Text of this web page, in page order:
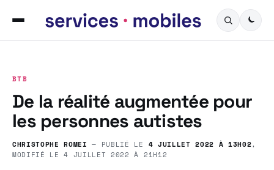
BTB
De la réalité augmentée pour
les personnes autistes
CHRISTOPHE ROMEI — PUBLIÉ LE 4 JUILLET 2022 À 13H02,
MODIFIÉ LE4 JUILLET 2022 À 21H12